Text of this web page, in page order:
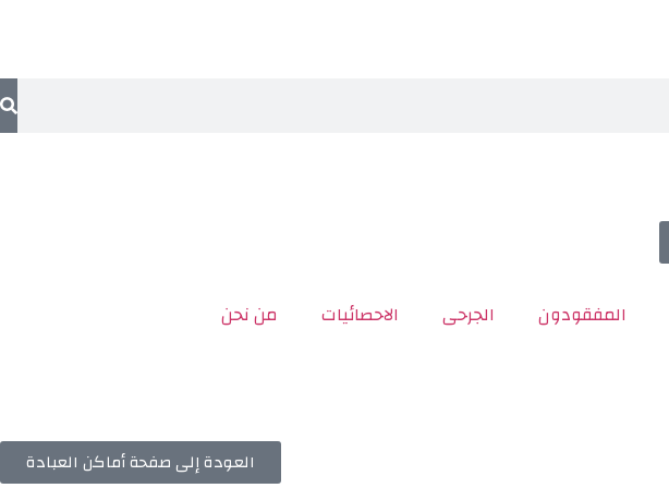
المفقودون الجرحى الاحصائيات من نحن
العودة إلى صفحة أماكن العبادة